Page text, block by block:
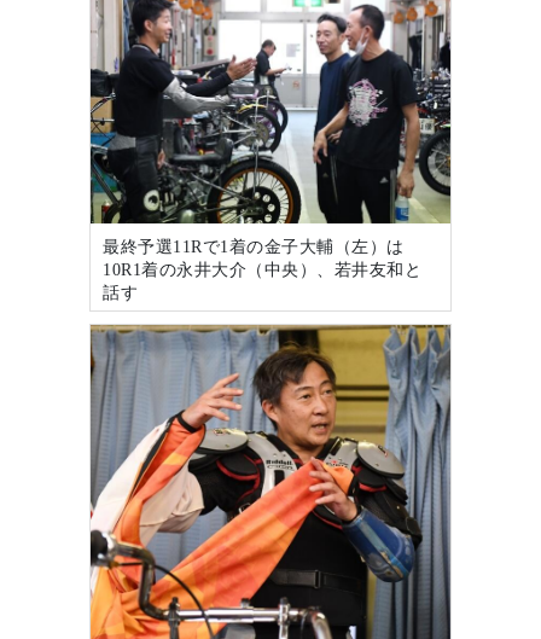
最終予選11Rで1着の金子大輔（左）は
10R1着の永井大介（中央）、若井友和と
話す